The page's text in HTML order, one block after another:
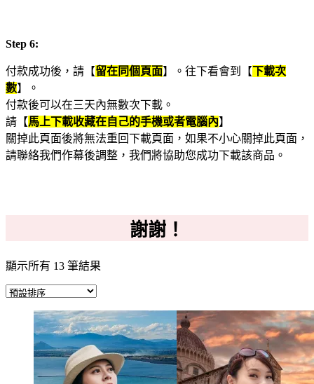
Step 6:
付款成功後，請【留在同個頁面】。往下看會到【下載次
數】。
付款後可以在三天內無數次下載。
請【馬上下載收藏在自己的手機或者電腦內】
關掉此頁面後將無法重回下載頁面，如果不小心關掉此頁面，
請聯絡我們作幕後調整，我們將協助您成功下載該商品。
謝謝！
顯示所有 13 筆結果